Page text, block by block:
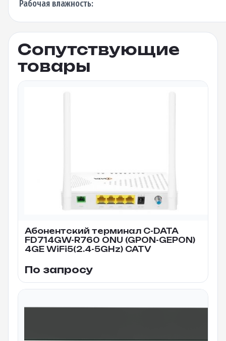
Рабочая влажность:
Сопутствующие
товары
Абонентский терминал C-DATA
FD714GW-R760 ONU (GPON-GEPON)
4GE WiFi5(2.4-5GHz) CATV
По запросу